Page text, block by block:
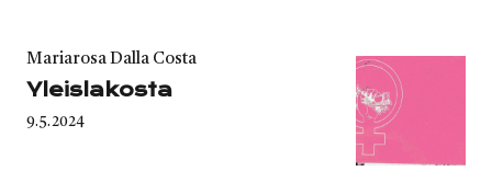
Category
Mariarosa Dalla Costa
Yleislakosta
Published
9.5.2024